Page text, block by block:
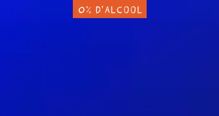
0% D'ALCOOL